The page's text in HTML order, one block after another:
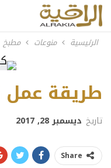
الرئيسية منوعات مطبخ
طريقة عمل
تاريخ ديسمبر 28, 2017
Share